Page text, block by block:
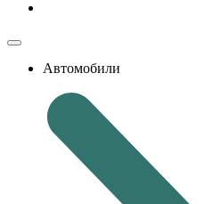
Автомобили